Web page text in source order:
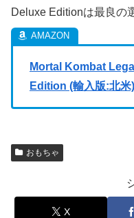
Deluxe Editionは最良の
Mortal Kombat
Edition (輸入版:北
おもちゃ
X